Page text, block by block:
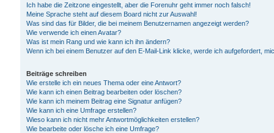
Ich habe die Zeitzone eingestellt, aber die Forenuhr geht immer noch falsch!
Meine Sprache steht auf diesem Board nicht zur Auswahl!
Was sind das für Bilder, die bei meinem Benutzernamen angezeigt werden?
Wie verwende ich einen Avatar?
Was ist mein Rang und wie kann ich ihn ändern?
Wenn ich bei einem Benutzer auf den E-Mail-Link klicke, werde ich aufgefordert,
Beiträge schreiben
Wie erstelle ich ein neues Thema oder eine Antwort?
Wie kann ich einen Beitrag bearbeiten oder löschen?
Wie kann ich meinem Beitrag eine Signatur anfügen?
Wie kann ich eine Umfrage erstellen?
Wieso kann ich nicht mehr Antwortmöglichkeiten erstellen?
Wie bearbeite oder lösche ich eine Umfrage?